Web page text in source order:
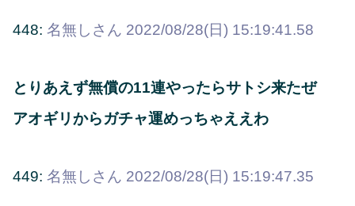
448: 名無しさん 2022/08/28(日) 15:19:41.58
とりあえず無償の11連やったらサトシ来たぜ
アオギリからガチャ運めっちゃええわ
449: 名無しさん 2022/08/28(日) 15:19:47.35